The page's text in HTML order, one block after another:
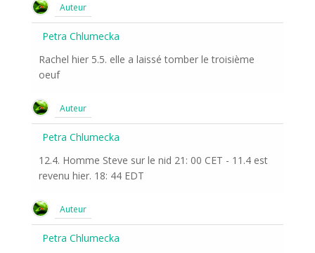
Auteur
Petra Chlumecka
Rachel hier 5.5. elle a laissé tomber le troisième
oeuf
Auteur
Petra Chlumecka
12.4. Homme Steve sur le nid 21: 00 CET - 11.4 est
revenu hier. 18: 44 EDT
Auteur
Petra Chlumecka